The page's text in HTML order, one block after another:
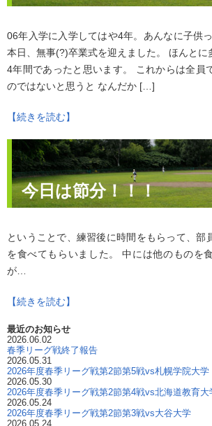
06年入学に入学してはや4年。あんなに子供
本日、無事(?)卒業式を迎えました。 ほんとに
4年間であったと思います。 これからは全員
のではないと思うと なんだか […]
【続きを読む】
今日は節分！！！
ということで、練習後に時間をもらって、部
を食べてもらいました。 中には他のものを
が…
【続きを読む】
最近のお知らせ
2026.06.02
春季リーグ戦終了報告
2026.05.31
2026年度春季リーグ戦第2節第5戦vs札幌学院大学
2026.05.30
2026年度春季リーグ戦第2節第4戦vs北海道教育大
2026.05.24
2026年度春季リーグ戦第2節第3戦vs大谷大学
2026.05.24